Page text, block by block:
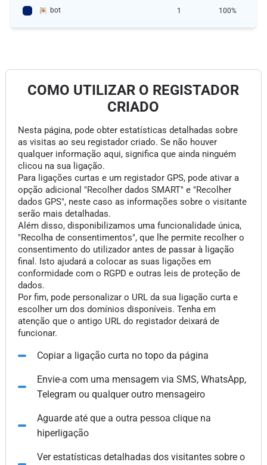
bot 1 100%
COMO UTILIZAR O REGISTADOR
CRIADO
Nesta página, pode obter estatísticas detalhadas sobre
as visitas ao seu registador criado. Se não houver
qualquer informação aqui, significa que ainda ninguém
clicou na sua ligação.
Para ligações curtas e um registador GPS, pode ativar a
opção adicional "Recolher dados SMART" e "Recolher
dados GPS", neste caso as informações sobre o visitante
serão mais detalhadas.
Além disso, disponibilizamos uma funcionalidade única,
"Recolha de consentimentos", que lhe permite recolher o
consentimento do utilizador antes de passar à ligação
final. Isto ajudará a colocar as suas ligações em
conformidade com o RGPD e outras leis de proteção de
dados.
Por fim, pode personalizar o URL da sua ligação curta e
escolher um dos domínios disponíveis. Tenha em
atenção que o antigo URL do registador deixará de
funcionar.
Copiar a ligação curta no topo da página
Envie-a com uma mensagem via SMS, WhatsApp,
Telegram ou qualquer outro mensageiro
Aguarde até que a outra pessoa clique na
hiperligação
Ver estatísticas detalhadas dos visitantes sobre o